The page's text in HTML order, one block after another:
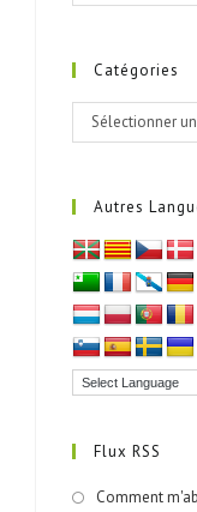
Catégories
Catégories
Sélectionner
Autres
Flux RSS
Comment